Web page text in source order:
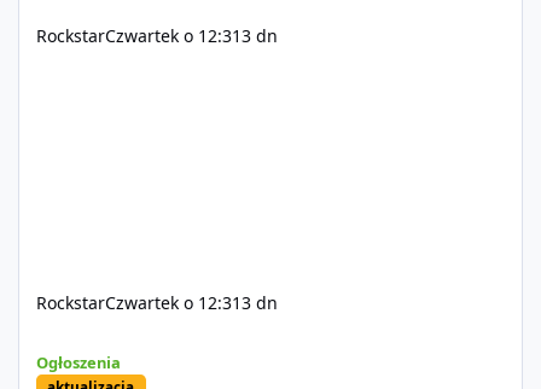
RockstarCzwartek o 12:313 dn
RockstarCzwartek o 12:313 dn
Ogłoszenia